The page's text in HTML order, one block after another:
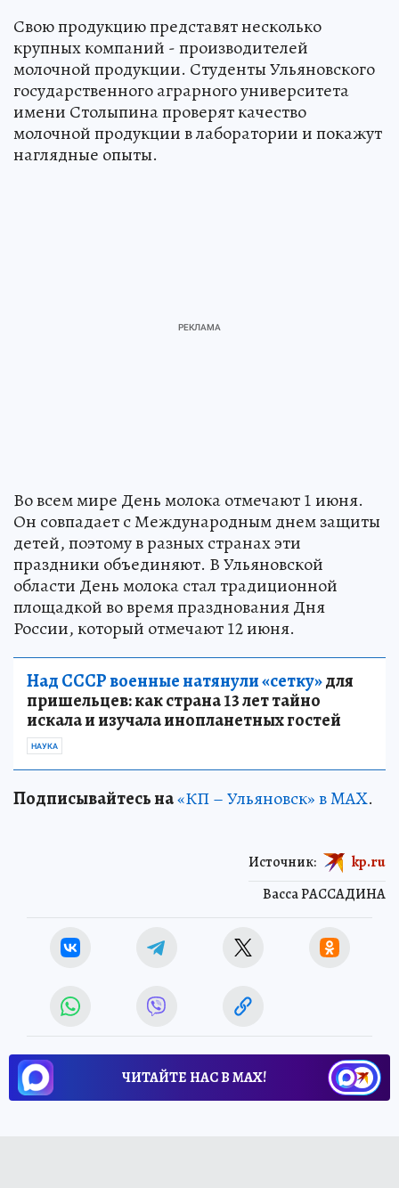
Свою продукцию представят несколько
крупных компаний - производителей
молочной продукции. Студенты Ульяновского
государственного аграрного университета
имени Столыпина проверят качество
молочной продукции в лаборатории и покажут
наглядные опыты.
Во всем мире День молока отмечают 1 июня.
Он совпадает с Международным днем защиты
детей, поэтому в разных странах эти
праздники объединяют. В Ульяновской
области День молока стал традиционной
площадкой во время празднования Дня
России, который отмечают 12 июня.
Над СССР военные натянули «сетку»для
пришельцев: как страна 13 лет тайно
искала и изучала инопланетных гостей
НАУКА
Подписывайтесь на«КП – Ульяновск» в MAX.
Васса РАССАДИНА
Источник: kp.ru
ЧИТАЙТЕ НАС В МАХ!